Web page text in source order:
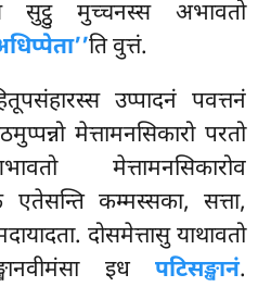
सुट्ठु मुच्चनस्स अभावतो
ति वुत्तं.
उप्पादनं पवत्तनं
मेत्तामनसिकारो परतो
मेत्तामनसिकारोव
एतेसन्ति कम्मस्सका, सत्ता,
दोसमेत्तासु याथावतो
इध पटिसङ्खानं.